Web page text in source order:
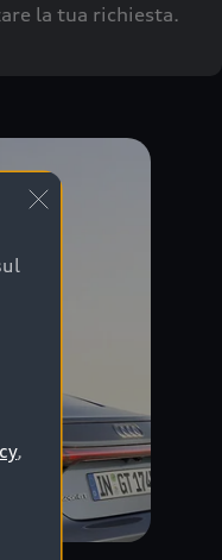
,
la tua richiesta.